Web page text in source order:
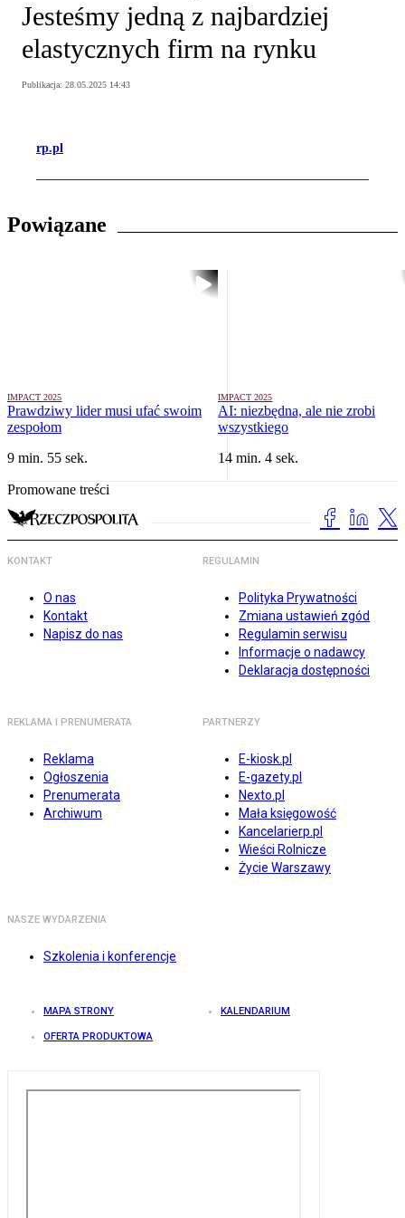
Jesteśmy jedną z najbardziej
elastycznych firm na rynku
Publikacja: 28.05.2025 14:43
rp.pl
Powiązane
IMPACT 2025
Prawdziwy lider musi ufać swoim
zespołom
9 min. 55 sek.
IMPACT 2025
AI: niezbędna, ale nie zrobi
wszystkiego
14 min. 4 sek.
Promowane treści
KONTAKT
O nas
Kontakt
Napisz do nas
REGULAMIN
Polityka Prywatności
Zmiana ustawień zgód
Regulamin serwisu
Informacje o nadawcy
Deklaracja dostępności
REKLAMA I PRENUMERATA
Reklama
Ogłoszenia
Prenumerata
Archiwum
PARTNERZY
E-kiosk.pl
E-gazety.pl
Nexto.pl
Mała księgowość
Kancelarierp.pl
Wieści Rolnicze
Życie Warszawy
NASZE WYDARZENIA
Szkolenia i konferencje
MAPA STRONY KALENDARIUM
OFERTA PRODUKTOWA